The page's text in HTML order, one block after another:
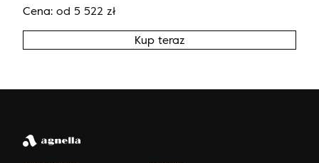
Cena: od 5 522 zł
Kup teraz